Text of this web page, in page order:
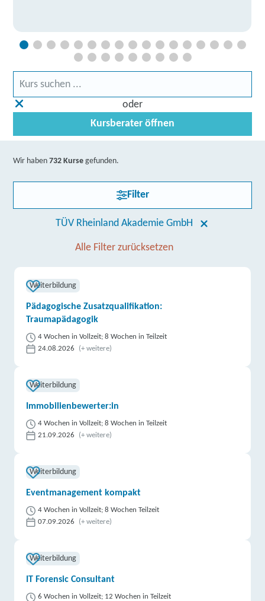
oder
Kursberater öffnen
Wir haben732 Kurse gefunden.
Filter
TÜV Rheinland Akademie GmbH
Alle Filter zurücksetzen
Weiterbildung
Pädagogische Zusatzqualifikation:
Traumapädagogik
4 Wochen in Vollzeit; 8 Wochen in Teilzeit
24.08.2026
(+ weitere)
Weiterbildung
Immobilienbewerter:in
4 Wochen in Vollzeit; 8 Wochen in Teilzeit
21.09.2026
(+ weitere)
Weiterbildung
Eventmanagement kompakt
4 Wochen in Vollzeit; 8 Wochen Teilzeit
07.09.2026
(+ weitere)
Weiterbildung
IT Forensic Consultant
6 Wochen in Vollzeit; 12 Wochen in Teilzeit